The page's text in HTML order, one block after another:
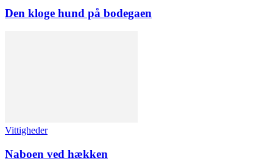
Den kloge hund på bodegaen
Vittigheder
Naboen ved hækken